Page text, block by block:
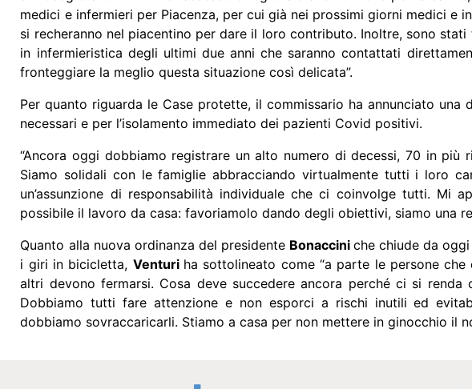
medici e infermieri per Piacenza, per cui già nei prossimi giorni medici e
si recheranno nel piacentino per dare il loro contributo. Inoltre, sono
in infermieristica degli ultimi due anni che saranno contattati
fronteggiare la meglio questa situazione così delicata”.
Per quanto riguarda le Case protette, il commissario ha annunciato
necessari e per l’isolamento immediato dei pazienti Covid positivi.
“Ancora oggi dobbiamo registrare un alto numero di decessi, 70 in più
Siamo solidali con le famiglie abbracciando virtualmente tutti i loro
un’assunzione di responsabilità individuale che ci coinvolge tutti.
possibile il lavoro da casa: favoriamolo dando degli obiettivi, siamo una
Quanto alla nuova ordinanza del presidente Bonaccini che chiude da
i giri in bicicletta, Venturi ha sottolineato come “a parte le persone
altri devono fermarsi. Cosa deve succedere ancora perché ci si
Dobbiamo tutti fare attenzione e non esporci a rischi inutili ed
dobbiamo sovraccaricarli. Stiamo a casa per non mettere in ginocchio il